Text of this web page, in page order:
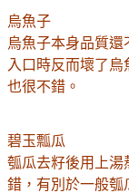
烏魚子
烏魚子本身品質還
入口時反而壞了烏
也很不錯。
碧玉瓢瓜
瓠瓜去籽後用上湯
錯，有別於一般瓠